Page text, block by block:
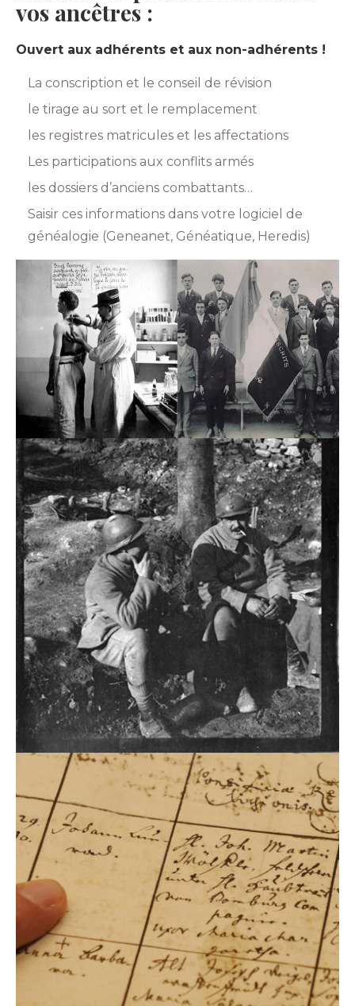
vos ancêtres :
Ouvert aux adhérents et aux non-adhérents !
La conscription et le conseil de révision
le tirage au sort et le remplacement
les registres matricules et les affectations
Les participations aux conflits armés
les dossiers d’anciens combattants…
Saisir ces informations dans votre logiciel de
généalogie (Geneanet, Généatique, Heredis)